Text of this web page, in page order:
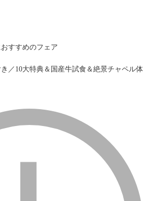
すすめのフェア
／10大特典＆国産牛試食＆絶景チャペル体